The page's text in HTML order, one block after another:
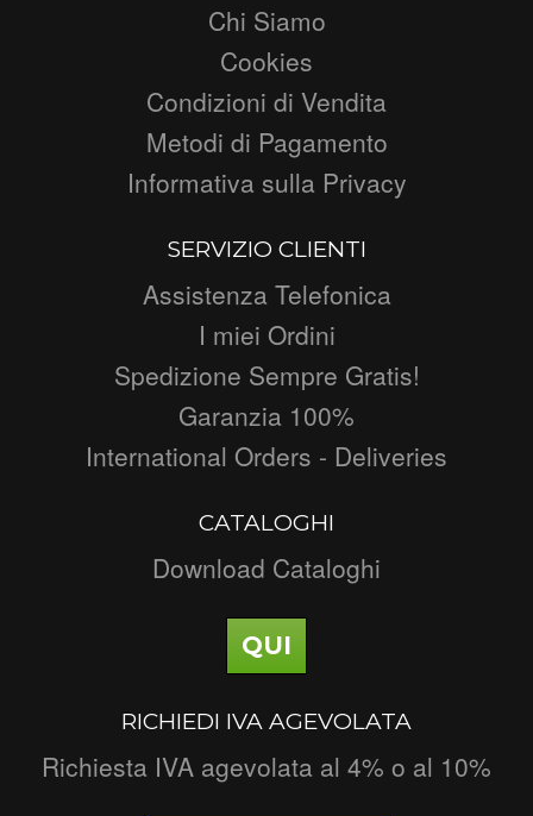
Chi Siamo
Cookies
Condizioni di Vendita
Metodi di Pagamento
Informativa sulla Privacy
SERVIZIO CLIENTI
Assistenza Telefonica
I miei Ordini
Spedizione Sempre Gratis!
Garanzia 100%
International Orders - Deliveries
CATALOGHI
Download Cataloghi
QUI
RICHIEDI IVA AGEVOLATA
Richiesta IVA agevolata al 4% o al 10%